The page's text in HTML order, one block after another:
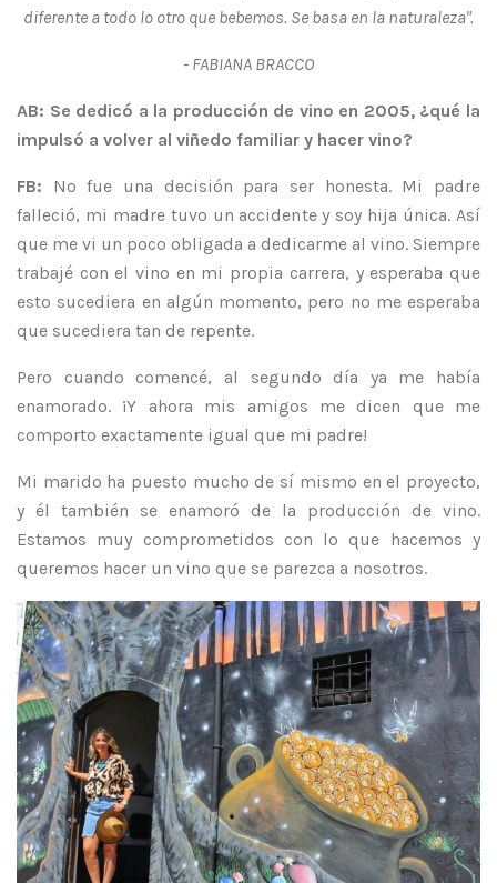
diferente a todo lo otro que bebemos. Se basa en la naturaleza".
- FABIANA BRACCO
AB: Se dedicó a la producción de vino en 2005, ¿qué la
impulsó a volver al viñedo familiar y hacer vino?
FB: No fue una decisión para ser honesta. Mi padre
falleció, mi madre tuvo un accidente y soy hija única. Así
que me vi un poco obligada a dedicarme al vino. Siempre
trabajé con el vino en mi propia carrera, y esperaba que
esto sucediera en algún momento, pero no me esperaba
que sucediera tan de repente.
Pero cuando comencé, al segundo día ya me había
enamorado. ¡Y ahora mis amigos me dicen que me
comporto exactamente igual que mi padre!
Mi marido ha puesto mucho de sí mismo en el proyecto,
y él también se enamoró de la producción de vino.
Estamos muy comprometidos con lo que hacemos y
queremos hacer un vino que se parezca a nosotros.